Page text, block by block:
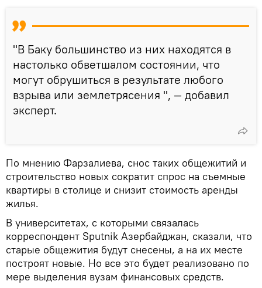
"В Баку большинство из них находятся в
настолько обветшалом состоянии, что
могут обрушиться в результате любого
взрыва или землетрясения ", — добавил
эксперт.
По мнению Фарзалиева, снос таких общежитий и
строительство новых сократит спрос на съемные
квартиры в столице и снизит стоимость аренды
жилья.
В университетах, с которыми связалась
корреспондент Sputnik Азербайджан, сказали, что
старые общежития будут снесены, а на их месте
построят новые. Но все это будет реализовано по
мере выделения вузам финансовых средств.